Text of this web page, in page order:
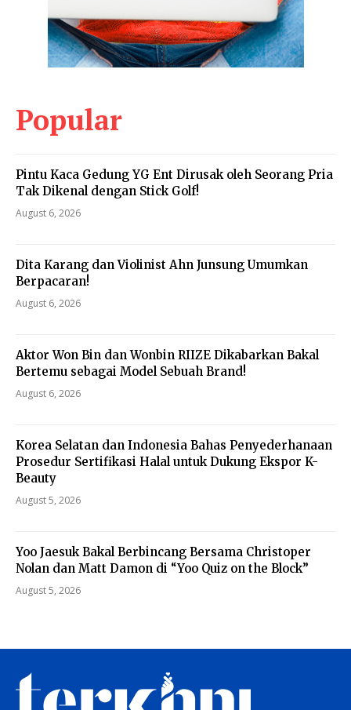
Popular
Pintu Kaca Gedung YG Ent Dirusak oleh Seorang Pria
Tak Dikenal dengan Stick Golf!
August 6, 2026
Dita Karang dan Violinist Ahn Junsung Umumkan
Berpacaran!
August 6, 2026
Aktor Won Bin dan Wonbin RIIZE Dikabarkan Bakal
Bertemu sebagai Model Sebuah Brand!
August 6, 2026
Korea Selatan dan Indonesia Bahas Penyederhanaan
Prosedur Sertifikasi Halal untuk Dukung Ekspor K-
Beauty
August 5, 2026
Yoo Jaesuk Bakal Berbincang Bersama Christoper
Nolan dan Matt Damon di “Yoo Quiz on the Block”
August 5, 2026